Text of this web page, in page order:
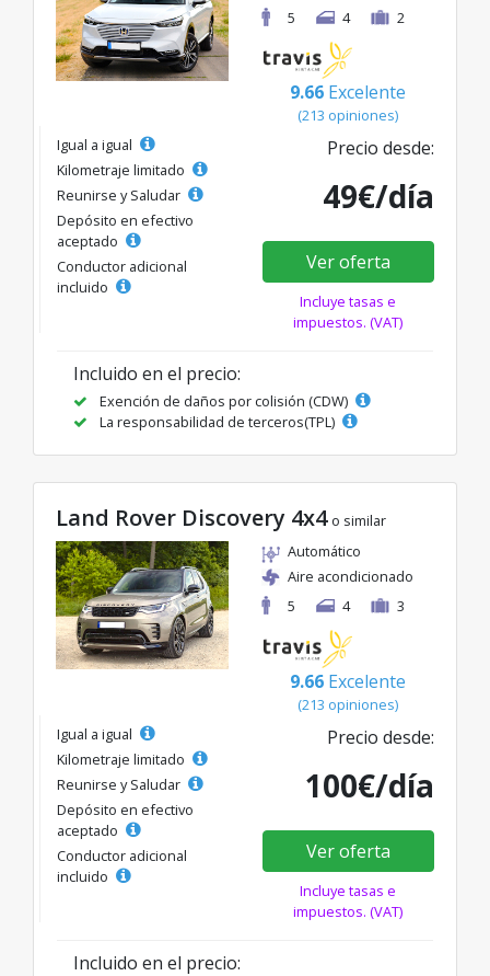
5
4 2
9.66 Excelente
(213 opiniones)
Igual a igual
Kilometraje limitado
Reunirse y Saludar
Depósito en efectivo
aceptado
Conductor adicional
incluido
Precio desde:
49€/día
Ver oferta
Incluye tasas e
impuestos. (VAT)
Incluido en el precio:
Exención de daños por colisión (CDW)
La responsabilidad de terceros(TPL)
Land Rover Discovery 4x4 o similar
Automático
Aire acondicionado
5
4 3
9.66 Excelente
(213 opiniones)
Igual a igual
Kilometraje limitado
Reunirse y Saludar
Depósito en efectivo
aceptado
Conductor adicional
incluido
Precio desde:
100€/día
Ver oferta
Incluye tasas e
impuestos. (VAT)
Incluido en el precio: